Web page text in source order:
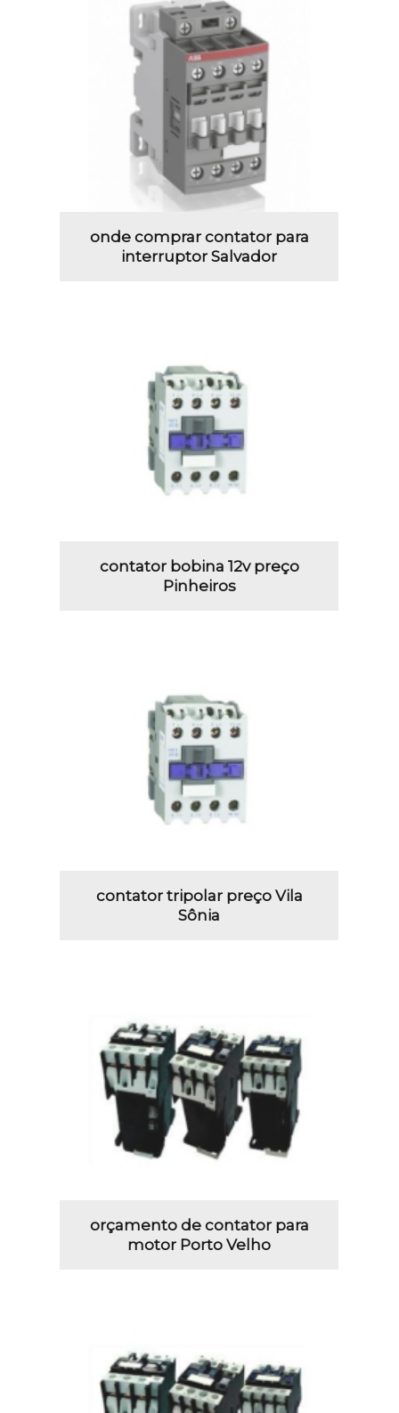
onde comprar contator para
interruptor Salvador
contator bobina 12v preço
Pinheiros
contator tripolar preço Vila
Sônia
orçamento de contator para
motor Porto Velho